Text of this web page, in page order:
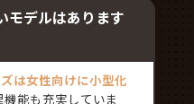
モデルはあります
は女性向けに小型化
能も充実していま